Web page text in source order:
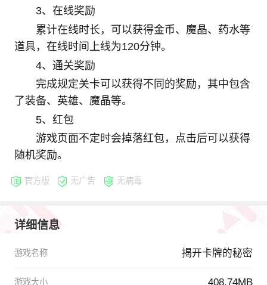
3、在线奖励
累计在线时长，可以获得金币、魔晶、药水等
道具，在线时间上线为120分钟。
4、通关奖励
完成规定关卡可以获得不同的奖励，其中包含
了装备、英雄、魔晶等。
5、红包
游戏页面不定时会掉落红包，点击后可以获得
随机奖励。
官方版 无广告 无病毒
详细信息
游戏名称 揭开卡牌的秘密
游戏大小 408.74MB